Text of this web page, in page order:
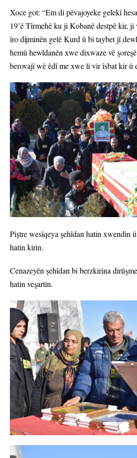
Xoce got: “Em di pêvajoyeke gelekî
19’ê Tîrmehê ku ji Kobanê destpê kir,
îro dijminên gelê Kurd û bi taybet jî
hemû hewldanên xwe dixwaze vê
berovajî wê êdî me xwe li vir îsbat kir û
Piştre wesîqeya şehîdan hatin xwendin
hatin kirin.
Cenazeyên şehîdan bi berzkirina
hatin veşartin.